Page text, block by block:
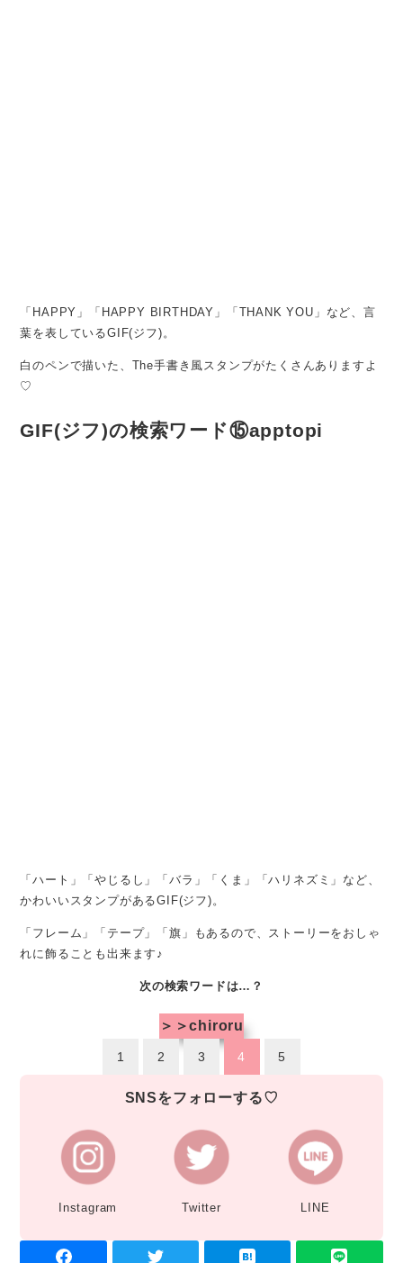
「HAPPY」「HAPPY BIRTHDAY」「THANK YOU」など、言
葉を表しているGIF(ジフ)。
白のペンで描いた、The手書き風スタンプがたくさんありますよ
♡
GIF(ジフ)の検索ワード⑮apptopi
「ハート」「やじるし」「バラ」「くま」「ハリネズミ」など、
かわいいスタンプがあるGIF(ジフ)。
「フレーム」「テープ」「旗」もあるので、ストーリーをおしゃ
れに飾ることも出来ます♪
次の検索ワードは…？
＞＞chiroru
1 2 3 4 5
SNSをフォローする♡
Instagram Twitter LINE